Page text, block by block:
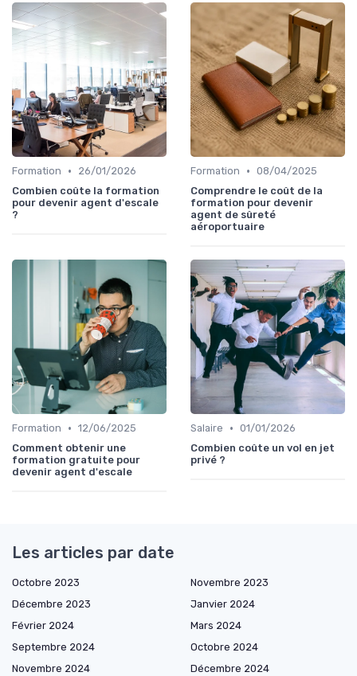
Formation •
26/01/2026
Combien coûte la formation
pour devenir agent d'escale
?
Formation • 08/04/2025
Comprendre le coût de la
formation pour devenir
agent de sûreté
aéroportuaire
Formation • 12/06/2025
Comment obtenir une
formation gratuite pour
devenir agent d'escale
Salaire • 01/01/2026
Combien coûte un vol en jet
privé ?
Les articles par date
Octobre 2023
Novembre 2023
Décembre 2023
Janvier 2024
Février 2024
Mars 2024
Septembre 2024
Octobre 2024
Novembre 2024
Décembre 2024